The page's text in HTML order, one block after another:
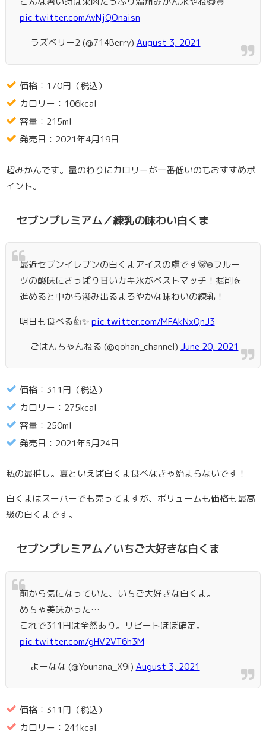
pic.twitter.com/wNjQOnaisn
— ラズベリー2 (@714Berry) August 3, 2021
価格：170円（税込）
カロリー：106kcal
容量：215ml
発売日：2021年4月19日
超みかんです。量のわりにカロリーが一番低いのもおすすめポ
イント。
セブンプレミアム／練乳の味わい白くま
最近セブンイレブンの白くまアイスの虜です🐻‍❄️フルー
ツの酸味にさっぱり甘いカキ氷がベストマッチ！掘削を
進めると中から滲み出るまろやかな味わいの練乳！
明日も食べる👍✨pic.twitter.com/MFAkNxQnJ3
— ごはんちゃんねる (@gohan_channel) June 20, 2021
価格：311円（税込）
カロリー：275kcal
容量：250ml
発売日：2021年5月24日
私の最推し。夏といえば白くま食べなきゃ始まらないです！
白くまはスーパーでも売ってますが、ボリュームも価格も最高
級の白くまです。
セブンプレミアム／いちご大好きな白くま
前から気になっていた、いちご大好きな白くま。
めちゃ美味かった…
これで311円は全然あり。リピートほぼ確定。
pic.twitter.com/gHV2VT6h3M
— よーなな (@Younana_X9i) August 3, 2021
価格：311円（税込）
カロリー：241kcal